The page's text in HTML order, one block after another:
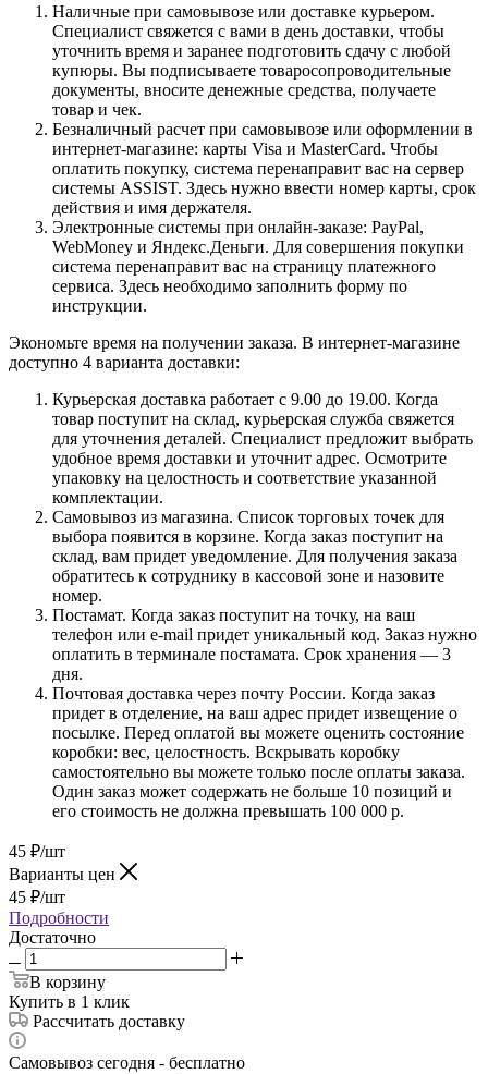
Наличные при самовывозе или доставке курьером.
Специалист свяжется с вами в день доставки, чтобы
уточнить время и заранее подготовить сдачу с любой
купюры. Вы подписываете товаросопроводительные
документы, вносите денежные средства, получаете
товар и чек.
Безналичный расчет при самовывозе или оформлении в
интернет-магазине: карты Visa и MasterCard. Чтобы
оплатить покупку, система перенаправит вас на сервер
системы ASSIST. Здесь нужно ввести номер карты, срок
действия и имя держателя.
Электронные системы при онлайн-заказе: PayPal,
WebMoney и Яндекс.Деньги. Для совершения покупки
система перенаправит вас на страницу платежного
сервиса. Здесь необходимо заполнить форму по
инструкции.
Экономьте время на получении заказа. В интернет-магазине
доступно 4 варианта доставки:
Курьерская доставка работает с 9.00 до 19.00. Когда
товар поступит на склад, курьерская служба свяжется
для уточнения деталей. Специалист предложит выбрать
удобное время доставки и уточнит адрес. Осмотрите
упаковку на целостность и соответствие указанной
комплектации.
Самовывоз из магазина. Список торговых точек для
выбора появится в корзине. Когда заказ поступит на
склад, вам придет уведомление. Для получения заказа
обратитесь к сотруднику в кассовой зоне и назовите
номер.
Постамат. Когда заказ поступит на точку, на ваш
телефон или e-mail придет уникальный код. Заказ нужно
оплатить в терминале постамата. Срок хранения — 3
дня.
Почтовая доставка через почту России. Когда заказ
придет в отделение, на ваш адрес придет извещение о
посылке. Перед оплатой вы можете оценить состояние
коробки: вес, целостность. Вскрывать коробку
самостоятельно вы можете только после оплаты заказа.
Один заказ может содержать не больше 10 позиций и
его стоимость не должна превышать 100 000 р.
45 ₽/шт
Варианты цен
45 ₽/шт
Подробности
Достаточно
В корзину
Купить в 1 клик
Рассчитать доставку
Самовывоз сегодня - бесплатно